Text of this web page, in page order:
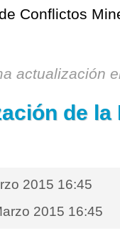
Conflictos
actualización
de
2015 16:45
2015 16:45